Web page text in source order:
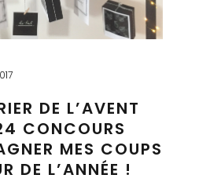
DE L’AVENT
CONCOURS
MES COUPS
DE L’ANNÉE !